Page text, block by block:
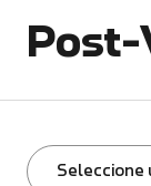
Post-
Seleccione